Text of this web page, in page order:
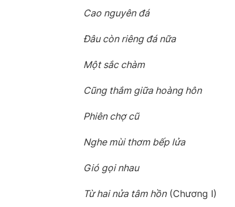
Cao nguyên đá
Đâu còn riêng đá nữa
Một sắc chàm
Cũng thắm giữa hoàng hôn
Phiên chợ cũ
Nghe mùi thơm bếp lửa
Gió gọi nhau
Từ hai nửa tâm hồn(Chương I)